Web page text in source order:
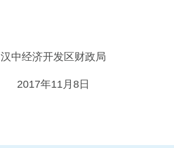
汉中经济开发区财政局
2017年11月8日